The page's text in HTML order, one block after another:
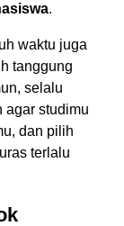
.
waktu juga
tanggung
selalu
agar studimu
dan pilih
terlalu